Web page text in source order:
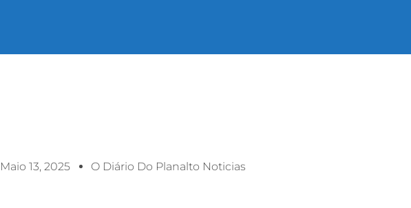
Maio 13, 2025 O Diário Do Planalto Noticias